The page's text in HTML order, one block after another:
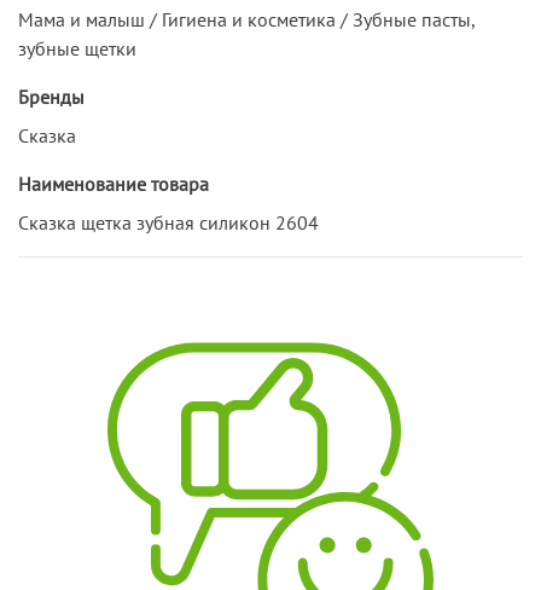
Мама и малыш / Гигиена и косметика / Зубные пасты,
зубные щетки
Бренды
Сказка
Наименование товара
Сказка щетка зубная силикон 2604